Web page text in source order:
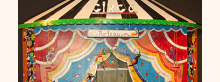
Tarcísio de Andrade